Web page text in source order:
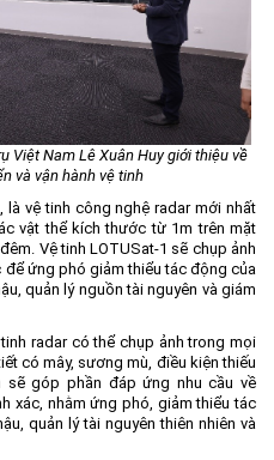
Việt Nam Lê Xuân Huy giới thiệu về
và vận hành vệ tinh
vệ tinh công nghệ radar mới nhất
vật thể kích thước từ 1m trên mặt
Vệ tinh LOTUSat-1 sẽ chụp ảnh
ứng phó giảm thiểu tác động của
quản lý nguồn tài nguyên và giám
radar có thể chụp ảnh trong mọi
có mây, sương mù, điều kiện thiếu
sẽ góp phần đáp ứng nhu cầu về
xác, nhằm ứng phó, giảm thiểu tác
quản lý tài nguyên thiên nhiên và